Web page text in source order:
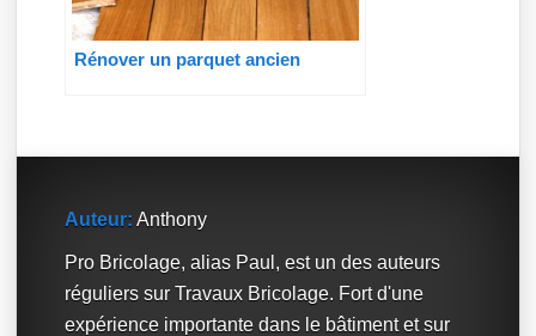
Rénover un parquet ancien
Auteur: Anthony
Pro Bricolage, alias Paul, est un des auteurs
réguliers sur Travaux Bricolage. Fort d'une
expérience importante dans le bâtiment et sur